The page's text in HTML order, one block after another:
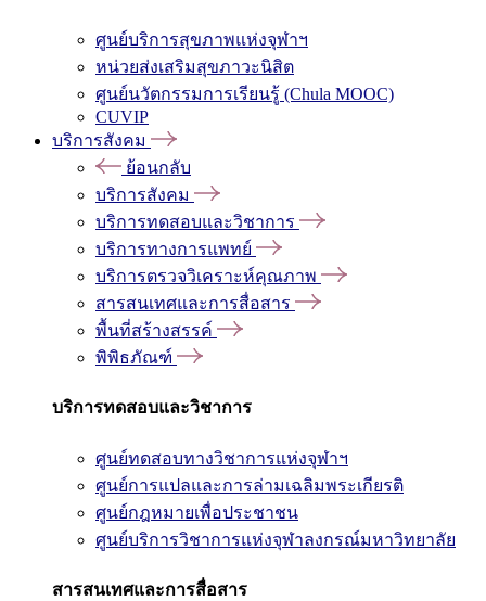
ศูนย์บริการสุขภาพแห่งจุฬาฯ
หน่วยส่งเสริมสุขภาวะนิสิต
ศูนย์นวัตกรรมการเรียนรู้ (Chula MOOC)
CUVIP
บริการสังคม
ย้อนกลับ
บริการสังคม
บริการทดสอบและวิชาการ
บริการทางการแพทย์
บริการตรวจวิเคราะห์คุณภาพ
สารสนเทศและการสื่อสาร
พื้นที่สร้างสรรค์
พิพิธภัณฑ์
บริการทดสอบและวิชาการ
ศูนย์ทดสอบทางวิชาการแห่งจุฬาฯ
ศูนย์การแปลและการล่ามเฉลิมพระเกียรติ
ศูนย์กฎหมายเพื่อประชาชน
ศูนย์บริการวิชาการแห่งจุฬาลงกรณ์มหาวิทยาลัย
สารสนเทศและการสื่อสาร